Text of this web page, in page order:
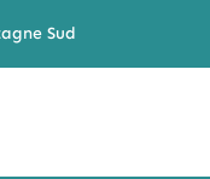
Sud